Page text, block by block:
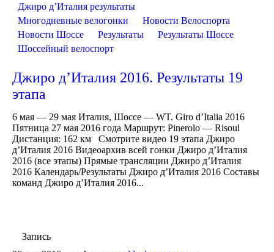
Джиро д’Италия результаты
Многодневные велогонки
Новости Велоспорта
Новости Шоссе
Результаты
Результаты Шоссе
Шоссейный велоспорт
Джиро д’Италия 2016. Результаты 19
этапа
6 мая — 29 мая Италия, Шоссе — WT. Giro d’Italia 2016
Пятница 27 мая 2016 года Маршрут: Pinerolo — Risoul
Дистанция: 162 км Смотрите видео 19 этапа Джиро
д’Италия 2016 Видеоархив всей гонки Джиро д’Италия
2016 (все этапы) Прямые трансляции Джиро д’Италия
2016 Календарь/Результаты Джиро д’Италия 2016 Составы
команд Джиро д’Италия 2016...
Запись